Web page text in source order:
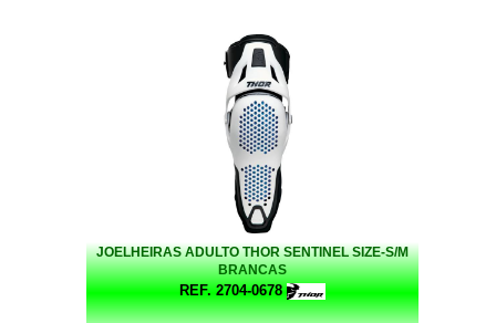
JOELHEIRAS ADULTO THOR SENTINEL SIZE-S/M
BRANCAS
REF. 2704-0678